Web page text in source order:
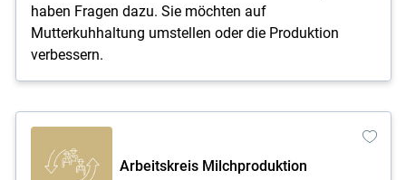
haben Fragen dazu. Sie möchten auf
Mutterkuhhaltung umstellen oder die Produktion
verbessern.
Arbeitskreis Milch­produktion